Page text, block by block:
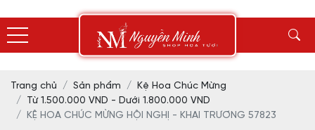
Trang chủ Sản phẩm
Kệ Hoa Chúc Mừng
Từ 1.500.000 VND - Dưới 1.800.000 VND
KỆ HOA CHÚC MỪNG HỘI NGHỊ - KHAI TRƯƠNG 57823